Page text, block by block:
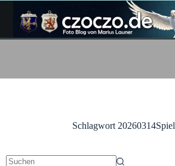
Inhalt
springen
Schlagwort 20260314Spiel